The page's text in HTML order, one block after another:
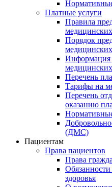
Платные услуги
Правила
Порядок
Информация
Перечень
Тарифы на
Перечень
оказанию
(ДМС)
Пациентам
Права пациентов
Права
здоровья